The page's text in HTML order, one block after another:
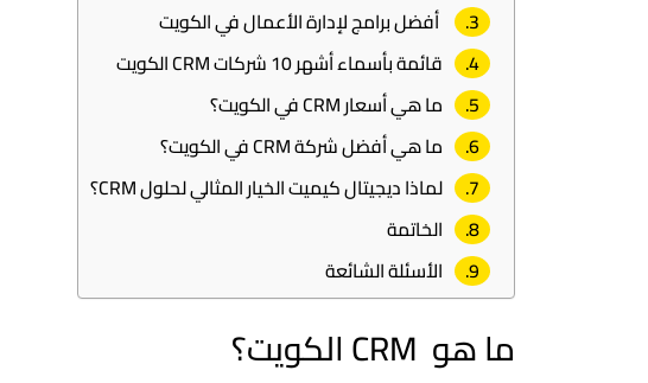
أفضل برامج لإدارة الأعمال في الكويت
قائمة بأسماء أشهر 10 شركات CRM الكويت
ما هي أسعار CRM في الكويت؟
ما هي أفضل شركة CRM في الكويت؟
لماذا ديجيتال كيميت الخيار المثالي لحلول CRM؟
الخاتمة
الأسئلة الشائعة
ما هو CRM الكويت؟